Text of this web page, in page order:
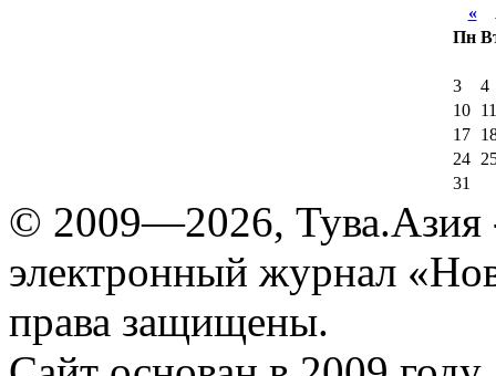
«
Пн
3
4
10
11
17
24
31
© 2009—2026, Тува.Азия
электронный журнал
права защищены.